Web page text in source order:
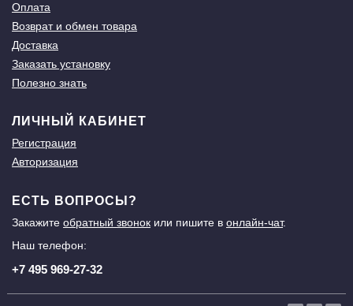
Оплата
Возврат и обмен товара
Доставка
Заказать установку
Полезно знать
ЛИЧНЫЙ КАБИНЕТ
Регистрация
Авторизация
ЕСТЬ ВОПРОСЫ?
Закажите обратный звонок или пишите в онлайн-чат.
Наш телефон:
+7 495 969-27-32